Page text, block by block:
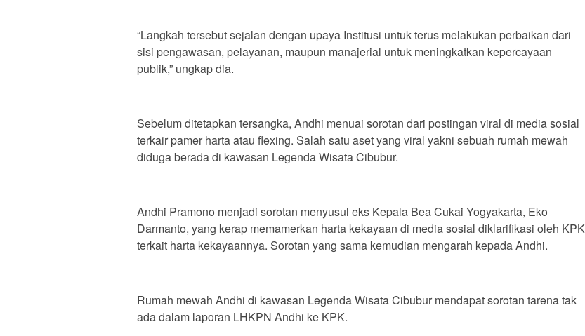
“Langkah tersebut sejalan dengan upaya Institusi untuk terus melakukan perbaikan dari
sisi pengawasan, pelayanan, maupun manajerial untuk meningkatkan kepercayaan
publik,” ungkap dia.
Sebelum ditetapkan tersangka, Andhi menuai sorotan dari postingan viral di media sosial
terkair pamer harta atau flexing. Salah satu aset yang viral yakni sebuah rumah mewah
diduga berada di kawasan Legenda Wisata Cibubur.
Andhi Pramono menjadi sorotan menyusul eks Kepala Bea Cukai Yogyakarta, Eko
Darmanto, yang kerap memamerkan harta kekayaan di media sosial diklarifikasi oleh KPK
terkait harta kekayaannya. Sorotan yang sama kemudian mengarah kepada Andhi.
Rumah mewah Andhi di kawasan Legenda Wisata Cibubur mendapat sorotan tarena tak
ada dalam laporan LHKPN Andhi ke KPK.